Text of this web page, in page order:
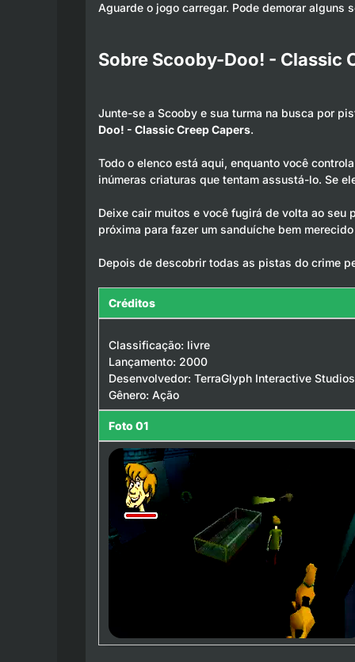
Aguarde o jogo carregar. Pode demorar alguns
Sobre Scooby-Doo! - Classic
Junte-se a Scooby e sua turma na busca por
Doo! - Classic Creep Capers.
Todo o elenco está aqui, enquanto você
inúmeras criaturas que tentam assustá-lo. Se
Deixe cair muitos e você fugirá de volta ao seu
próxima para fazer um sanduíche bem
Depois de descobrir todas as pistas do crime
Créditos
Classificação: livre
Lançamento: 2000
Desenvolvedor: TerraGlyph Interactive
Gênero: Ação
Foto 01